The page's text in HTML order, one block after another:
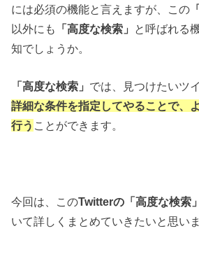
には必須の機能と言えますが、この
以外にも
「高度な検索」
と呼ばれる
知でしょうか。
「高度な検索」 では、見つけたいツ
詳細な条件を指定してやることで、
行う ことができます。
今回は、このTwitterの「高度な検索
いて詳しくまとめていきたいと思いま